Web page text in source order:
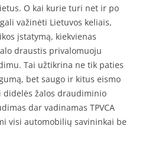
O kai kurie turi net ir po
važinėti Lietuvos keliais,
įstatymą, kiekvienas
draustis privalomuoju
Tai užtikrina ne tik paties
bet saugo ir kitus eismo
žalos draudiminio
dar vadinamas TPVCA
visi automobilių savininkai be